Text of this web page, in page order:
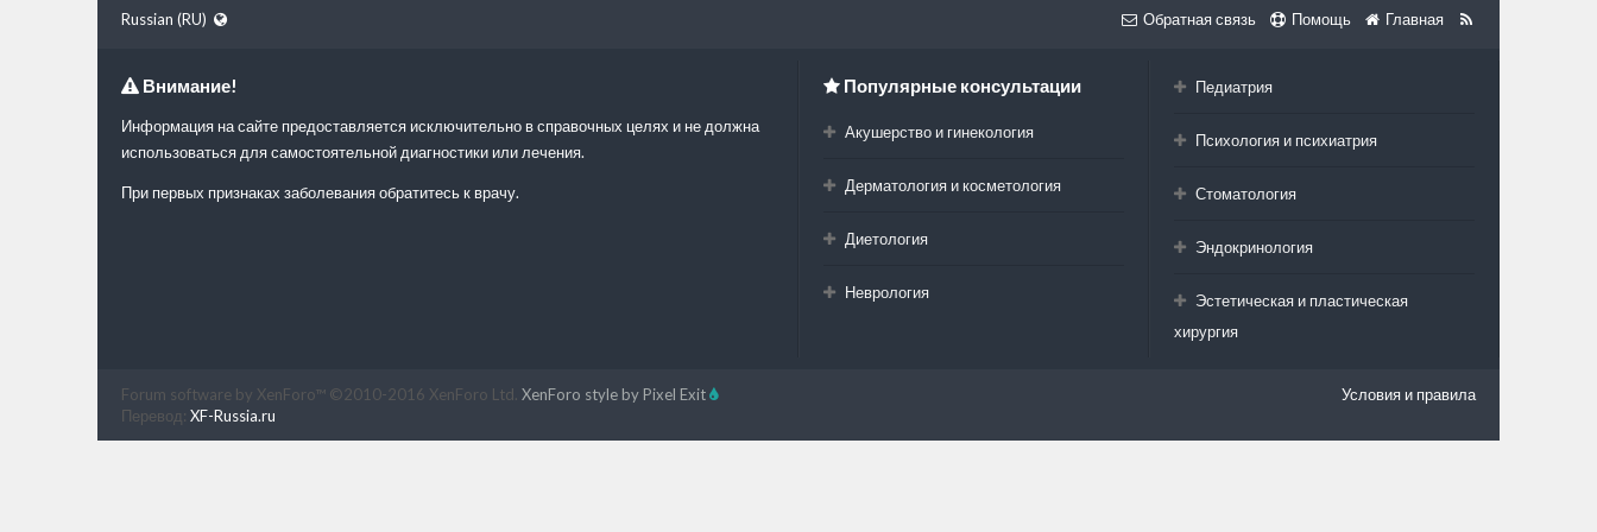
Russian (RU) Обратная связь Помощь Главная
Внимание!
Информация на сайте предоставляется исключительно в справочных целях и не должна
использоваться для самостоятельной диагностики или лечения.
При первых признаках заболевания обратитесь к врачу.
Популярные консультации
Акушерство и гинекология
Дерматология и косметология
Диетология
Неврология
Педиатрия
Психология и психиатрия
Стоматология
Эндокринология
Эстетическая и пластическая
хирургия
Условия и правила
Forum software by XenForo™ ©2010-2016 XenForo Ltd. XenForo style by Pixel Exit
Перевод: XF-Russia.ru